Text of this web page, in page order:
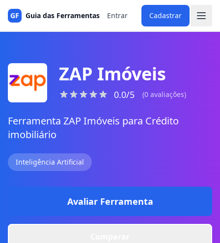
GF Guia das Ferramentas Entrar Cadastrar
ZAP Imóveis
0.0/5 (0 avaliações)
Ferramenta ZAP Imóveis para Crédito
imobiliário
Inteligência Artificial
Avaliar Ferramenta